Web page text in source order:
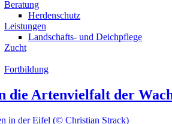
Beratung
Herdenschutz
Leistungen
Landschafts- und Deichpflege
Zucht
Fortbildung
die Artenvielfalt der